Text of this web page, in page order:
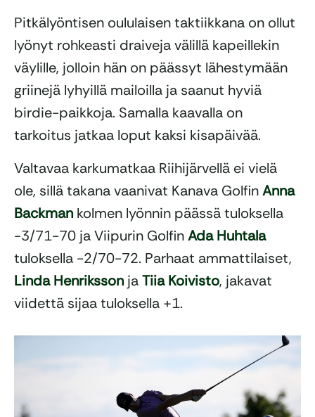
Pitkälyöntisen oululaisen taktiikkana on ollut
lyönyt rohkeasti draiveja välillä kapeillekin
väylille, jolloin hän on päässyt lähestymään
griinejä lyhyillä mailoilla ja saanut hyviä
birdie-paikkoja. Samalla kaavalla on
tarkoitus jatkaa loput kaksi kisapäivää.
Valtavaa karkumatkaa Riihijärvellä ei vielä
ole, sillä takana vaanivat Kanava GolfinAnna
Backmankolmen lyönnin päässä tuloksella
-3/71-70 ja Viipurin GolfinAda Huhtala
tuloksella -2/70-72. Parhaat ammattilaiset,
Linda HenrikssonjaTiia Koivisto, jakavat
viidettä sijaa tuloksella +1.